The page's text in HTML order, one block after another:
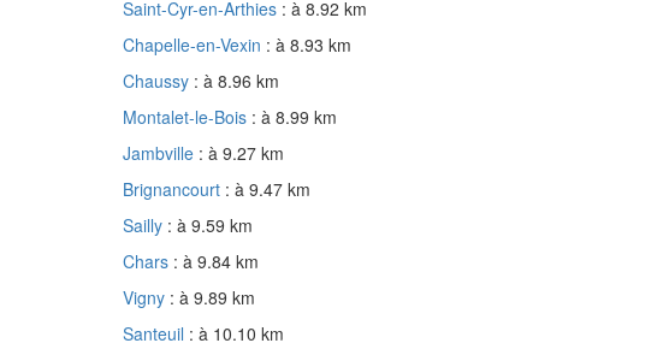
Saint-Cyr-en-Arthies : à 8.92 km
Chapelle-en-Vexin : à 8.93 km
Chaussy : à 8.96 km
Montalet-le-Bois : à 8.99 km
Jambville : à 9.27 km
Brignancourt : à 9.47 km
Sailly : à 9.59 km
Chars : à 9.84 km
Vigny : à 9.89 km
Santeuil : à 10.10 km